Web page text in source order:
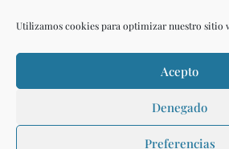
Utilizamos cookies para optimizar nuestro sitio
Acepto
Denegado
Preferencias